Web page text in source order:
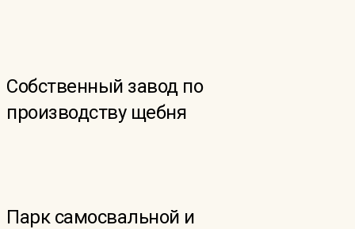
Собственный завод по
производству щебня
Парк самосвальной и